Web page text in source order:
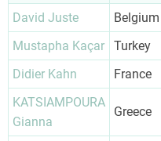
David Juste
Belgium
Mustapha Kaçar
Turkey
Didier Kahn
France
KATSIAMPOURA
Gianna
Greece